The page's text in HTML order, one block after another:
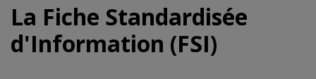
La Fiche Standardisée
d'Information (FSI)